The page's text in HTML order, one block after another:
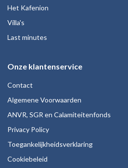
Het Kafenion
Villa's
Last minutes
Onze klantenservice
Contact
Algemene Voorwaarden
ANVR, SGR en Calamiteitenfonds
Privacy Policy
Toegankelijkheidsverklaring
Cookiebeleid